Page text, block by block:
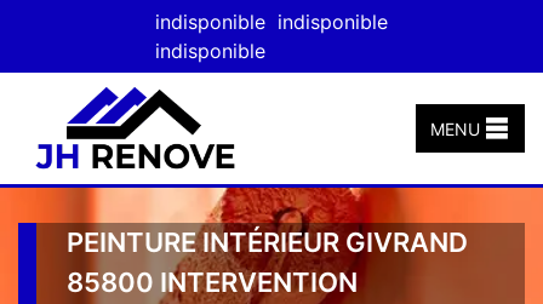
indisponible indisponible
indisponible
MENU
PEINTURE INTÉRIEUR GIVRAND
85800 INTERVENTION